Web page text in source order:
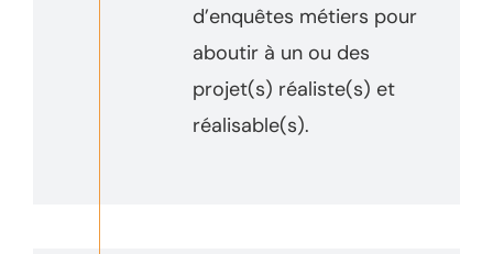
d’enquêtes métiers pour
aboutir à un ou des
projet(s) réaliste(s) et
réalisable(s).